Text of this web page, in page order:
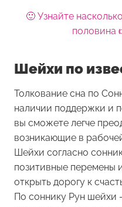
🙂 Узнайте
половина
Шейхи по
Толкование сна по
наличии поддержки и
вы сможете легче
возникающие в
Шейхи согласно
позитивные перемены
открыть дорогу к
По соннику Рун шейхи